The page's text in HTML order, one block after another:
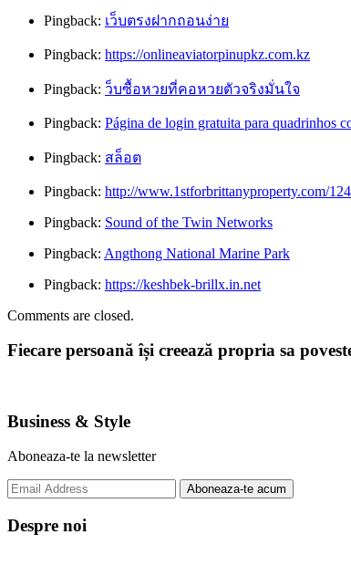
Pingback: เว็บตรงฝากถอนง่าย
Pingback: https://onlineaviatorpinupkz.com.kz
Pingback: ว็บซื้อหวยที่คอหวยตัวจริงมั่นใจ
Pingback: Página de login gratuita para quadrinhos
Pingback: สล็อต
Pingback: http://www.1stforbrittanyproperty.com/
Pingback: Sound of the Twin Networks
Pingback: Angthong National Marine Park
Pingback: https://keshbek-brillx.in.net
Comments are closed.
Fiecare persoană își creează propria sa
Business & Style
Aboneaza-te la newsletter
Despre noi